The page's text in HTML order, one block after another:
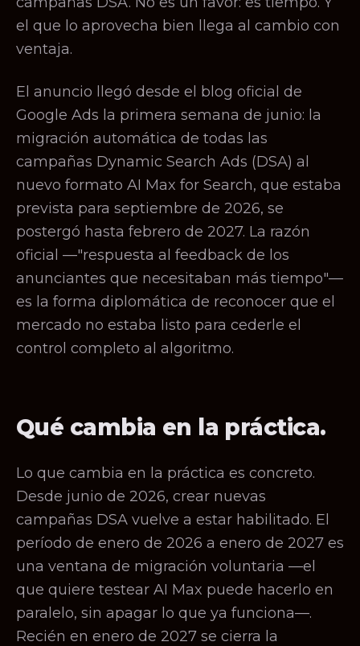
el que lo aprovecha bien llega al cambio con
ventaja.
El anuncio llegó desde el blog oficial de
Google Ads la primera semana de junio: la
migración automática de todas las
campañas Dynamic Search Ads (DSA) al
nuevo formato AI Max for Search, que estaba
prevista para septiembre de 2026, se
postergó hasta febrero de 2027. La razón
oficial —"respuesta al feedback de los
anunciantes que necesitaban más tiempo"—
es la forma diplomática de reconocer que el
mercado no estaba listo para cederle el
control completo al algoritmo.
Qué cambia en la práctica.
Lo que cambia en la práctica es concreto.
Desde junio de 2026, crear nuevas
campañas DSA vuelve a estar habilitado. El
período de enero de 2026 a enero de 2027 es
una ventana de migración voluntaria —el
que quiere testear AI Max puede hacerlo en
paralelo, sin apagar lo que ya funciona—.
Recién en enero de 2027 se cierra la